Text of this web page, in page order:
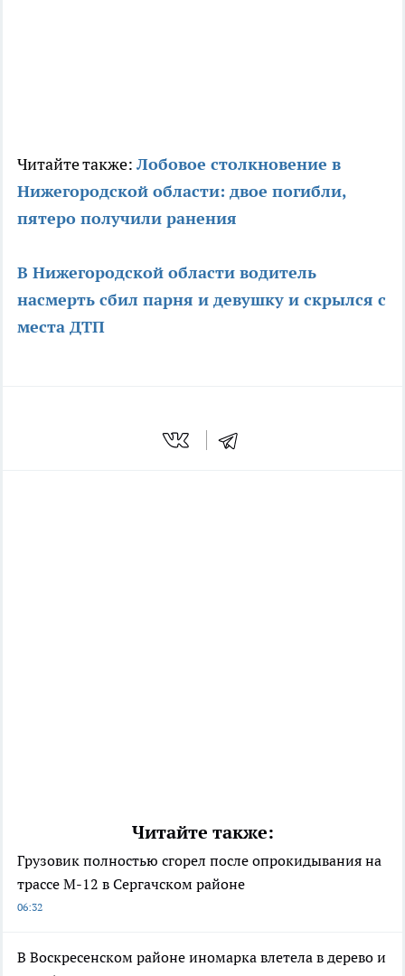
Читайте также: Лобовое столкновение в
Нижегородской области: двое погибли,
пятеро получили ранения
В Нижегородской области водитель
насмерть сбил парня и девушку и скрылся с
места ДТП
Читайте также:
Грузовик полностью сгорел после опрокидывания на
трассе М-12 в Сергачском районе
06:32
В Воскресенском районе иномарка влетела в дерево и